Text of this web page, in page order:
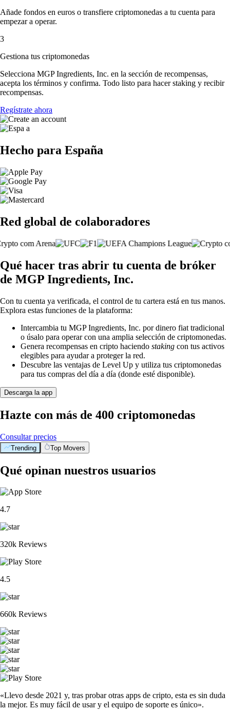
Añade fondos en euros o transfiere criptomonedas a tu cuenta para
empezar a operar.
3
Gestiona tus criptomonedas
Selecciona MGP Ingredients, Inc. en la sección de recompensas,
acepta los términos y confirma. Todo listo para hacer staking y recibir
recompensas.
Regístrate ahora
Hecho para España
Red global de colaboradores
Qué hacer tras abrir tu cuenta de bróker
de MGP Ingredients, Inc.
Con tu cuenta ya verificada, el control de tu cartera está en tus manos.
Explora estas funciones de la plataforma:
Intercambia tu MGP Ingredients, Inc. por dinero fiat tradicional
o úsalo para operar con una amplia selección de criptomonedas.
Genera recompensas en cripto haciendo staking con tus activos
elegibles para ayudar a proteger la red.
Descubre las ventajas de Level Up y utiliza tus criptomonedas
para tus compras del día a día (donde esté disponible).
Descarga la app
Hazte con más de 400 criptomonedas
Consultar precios
Trending Top Movers
Qué opinan nuestros usuarios
4.7
320k Reviews
4.5
660k Reviews
«Llevo desde 2021 y, tras probar otras apps de cripto, esta es sin duda
la mejor. Es muy fácil de usar y el equipo de soporte es único».